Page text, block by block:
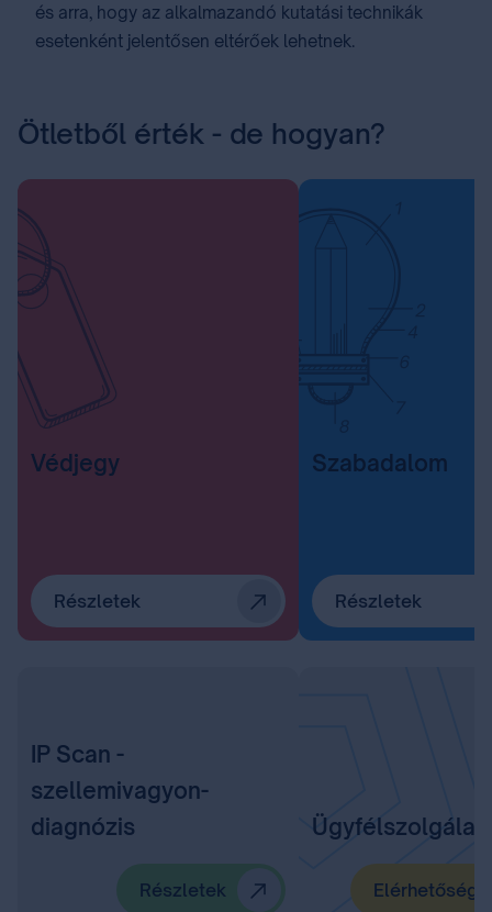
és arra, hogy az alkalmazandó kutatási technikák
esetenként jelentősen eltérőek lehetnek.
Ötletből érték - de hogyan?
Védjegy
Részletek
Szabadalom
Részletek
IP Scan -
szellemivagyon-
diagnózis
Részletek
Ügyfélszolgálat